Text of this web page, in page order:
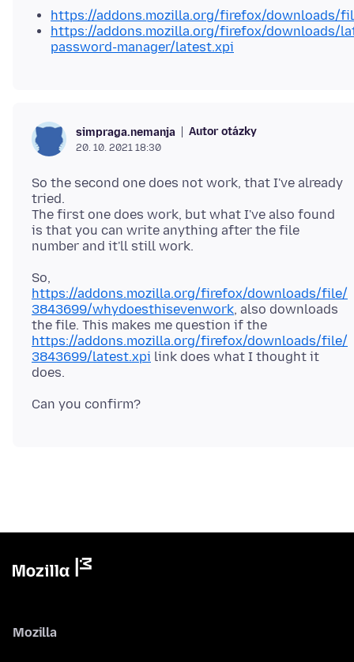
https://addons.mozilla.org/firefox/downloads/
https://addons.mozilla.org/firefox/downloads/
password-manager/latest.xpi
simpraga.nemanja Autor otázky
20. 10. 2021 18:30
So the second one does not work, that I've already
tried.
The first one does work, but what I've also found
is that you can write anything after the file
So,
https://addons.mozilla.org/firefox/downloads/file/
3843699/whydoesthisevenwork, also downloads
the file. This makes me question if the
https://addons.mozilla.org/firefox/downloads/file/
3843699/latest.xpi link does what I thought it
Mozilla